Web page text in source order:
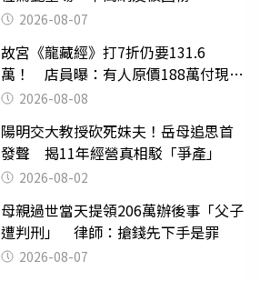
2026-08-07
故宮《龍藏經》打7折仍要131.6
萬！ 店員曝：有人原價188萬付現購
買 2026-08-08
陽明交大教授砍死妹夫！岳母追思首
發聲 揭11年經營真相駁「爭產」
2026-08-02
母親過世當天提領206萬辦後事「父子
遭判刑」 律師：搶錢先下手是罪
2026-08-07